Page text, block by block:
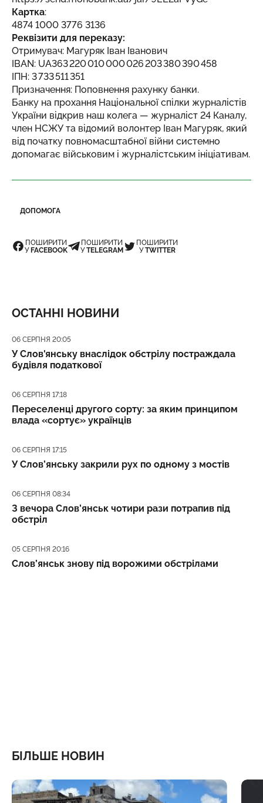
Картка:
4874 1000 3776 3136
Реквізити для переказу:
Отримувач: Магуряк Іван Іванович
IBAN: UA363 220 010 000 026 203 380 390 458
ІПН: 3 733 511 351
Призначення: Поповнення рахунку банки.
Банку на прохання Національної спілки журналістів
України відкрив наш колега — журналіст 24 Каналу,
член НСЖУ та відомий волонтер Іван Магуряк, який
від початку повномасштабної війни системно
допомагає військовим і журналістським ініціативам.
ДОПОМОГА
ПОШИРИТИ
У FACEBOOK
ПОШИРИТИ
УTELEGRAM
ПОШИРИТИ
УTWITTER
ОСТАННІ НОВИНИ
Дата публікації
06 СЕРПНЯ 20:05
У Слов'янську внаслідок обстрілу постраждала
будівля податкової
Дата публікації
06 СЕРПНЯ 17:18
Переселенці другого сорту: за яким принципом
влада «сортує» українців
Дата публікації
06 СЕРПНЯ 17:15
У Слов’янську закрили рух по одному з мостів
Дата публікації
06 СЕРПНЯ 08:34
З вечора Слов’янськ чотири рази потрапив під
обстріл
Дата публікації
05 СЕРПНЯ 20:16
Слов’янськ знову під ворожими обстрілами
БІЛЬШЕ НОВИН